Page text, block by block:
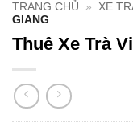
TRANG CHỦ » XE
GIANG
Thuê Xe Trà